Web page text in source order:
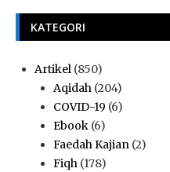
KATEGORI
Artikel (850)
Aqidah (204)
COVID-19 (6)
Ebook (6)
Faedah Kajian (2)
Fiqh (178)